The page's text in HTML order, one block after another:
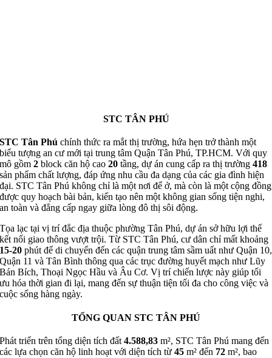
STC TÂN PHÚ
STC Tân Phú chính thức ra mắt thị trường, hứa hẹn trở thành một
biểu tượng an cư mới tại trung tâm Quận Tân Phú, TP.HCM. Với quy
mô gồm2 block căn hộ cao20 tầng, dự án cung cấp ra thị trường418
sản phẩm chất lượng, đáp ứng nhu cầu đa dạng của các gia đình hiện
đại. STC Tân Phú không chỉ là một nơi để ở, mà còn là một cộng đồng
được quy hoạch bài bản, kiến tạo nên một không gian sống tiện nghi,
an toàn và đẳng cấp ngay giữa lòng đô thị sôi động.
Tọa lạc tại vị trí đắc địa thuộc phường Tân Phú, dự án sở hữu lợi thế
kết nối giao thông vượt trội. Từ STC Tân Phú, cư dân chỉ mất khoảng
15-20 phút để di chuyển đến các quận trung tâm sầm uất như Quận 10,
Quận 11 và Tân Bình thông qua các trục đường huyết mạch như Lũy
Bán Bích, Thoại Ngọc Hầu và Âu Cơ. Vị trí chiến lược này giúp tối
ưu hóa thời gian đi lại, mang đến sự thuận tiện tối đa cho công việc và
cuộc sống hàng ngày.
TỔNG QUAN STC TÂN PHÚ
Phát triển trên tổng diện tích đất4.588,83 m², STC Tân Phú mang đến
các lựa chọn căn hộ linh hoạt với diện tích từ45 m² đến 72 m², bao